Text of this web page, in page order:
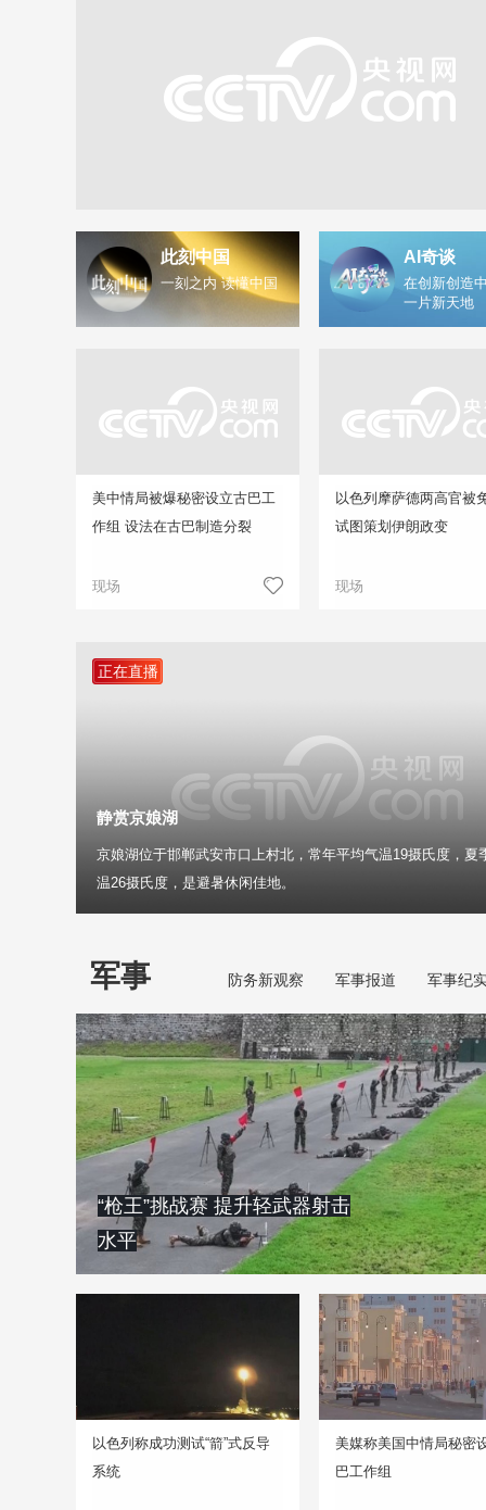
此刻中国
一刻之内 读懂中国
AI奇谈
在创新创造
一片新天地
美中情局被爆秘密设立古巴工
作组 设法在古巴制造分裂
现场
以色列摩萨德两高官被
试图策划伊朗政变
现场
正在直播
静赏京娘湖
京娘湖位于邯郸武安市口上村北，常年平均气温19摄氏度，夏
温26摄氏度，是避暑休闲佳地。
军事 防务新观察 军事报道 军事纪
“枪王”挑战赛 提升轻武器射击
水平
以色列称成功测试“箭”式反导
系统
美媒称美国中情局秘密
巴工作组